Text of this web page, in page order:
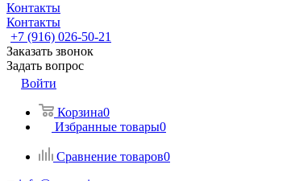
Контакты
Контакты
+7 (916) 026-50-21
Заказать звонок
Задать вопрос
Войти
Корзина0
Избранные товары0
Сравнение товаров0